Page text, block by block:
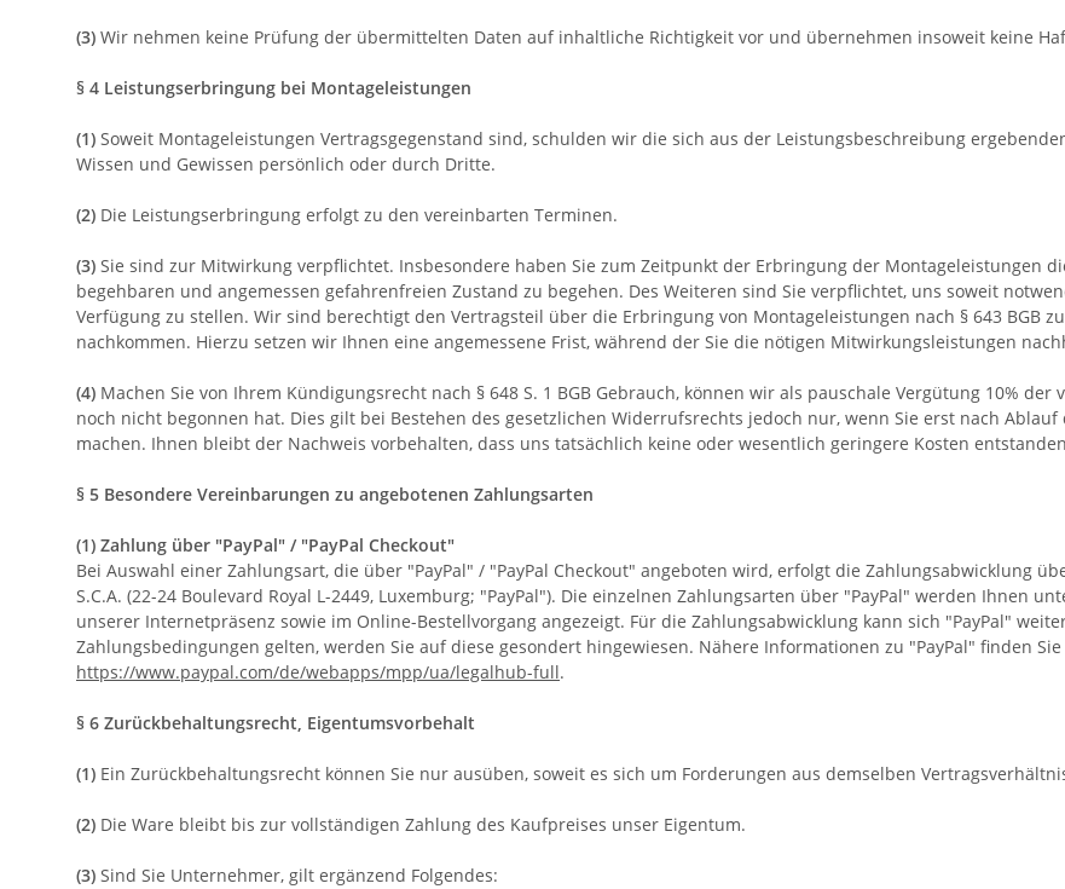
(3) Wir nehmen keine Prüfung der übermittelten Daten auf inhaltliche Richtigkeit vor und übernehmen insoweit keine
§ 4 Leistungserbringung bei Montageleistungen
(1) Soweit Montageleistungen Vertragsgegenstand sind, schulden wir die sich aus der Leistungsbeschreibung
Wissen und Gewissen persönlich oder durch Dritte.
(2) Die Leistungserbringung erfolgt zu den vereinbarten Terminen.
(3) Sie sind zur Mitwirkung verpflichtet. Insbesondere haben Sie zum Zeitpunkt der Erbringung der Montageleistungen
begehbaren und angemessen gefahrenfreien Zustand zu begehen. Des Weiteren sind Sie verpflichtet, uns soweit
Verfügung zu stellen. Wir sind berechtigt den Vertragsteil über die Erbringung von Montageleistungen nach § 643 BGB
nachkommen. Hierzu setzen wir Ihnen eine angemessene Frist, während der Sie die nötigen Mitwirkungsleistungen
(4) Machen Sie von Ihrem Kündigungsrecht nach § 648 S. 1 BGB Gebrauch, können wir als pauschale Vergütung 10%
noch nicht begonnen hat. Dies gilt bei Bestehen des gesetzlichen Widerrufsrechts jedoch nur, wenn Sie erst nach
machen. Ihnen bleibt der Nachweis vorbehalten, dass uns tatsächlich keine oder wesentlich geringere Kosten
§ 5 Besondere Vereinbarungen zu angebotenen Zahlungsarten
(1) Zahlung über "PayPal" / "PayPal Checkout"
Bei Auswahl einer Zahlungsart, die über "PayPal" / "PayPal Checkout" angeboten wird, erfolgt die Zahlungsabwicklung
S.C.A. (22-24 Boulevard Royal L-2449, Luxemburg; "PayPal"). Die einzelnen Zahlungsarten über "PayPal" werden Ihnen
unserer Internetpräsenz sowie im Online-Bestellvorgang angezeigt. Für die Zahlungsabwicklung kann sich "PayPal"
Zahlungsbedingungen gelten, werden Sie auf diese gesondert hingewiesen. Nähere Informationen zu "PayPal" finden
https://www.paypal.com/de/webapps/mpp/ua/legalhub-full.
§ 6 Zurückbehaltungsrecht, Eigentumsvorbehalt
(1) Ein Zurückbehaltungsrecht können Sie nur ausüben, soweit es sich um Forderungen aus demselben
(2) Die Ware bleibt bis zur vollständigen Zahlung des Kaufpreises unser Eigentum.
(3) Sind Sie Unternehmer, gilt ergänzend Folgendes: